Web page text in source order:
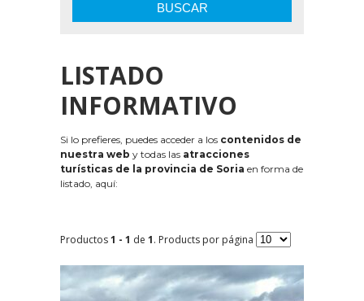
BUSCAR
LISTADO
INFORMATIVO
Si lo prefieres, puedes acceder a los contenidos de
nuestra web y todas las atracciones
turísticas de la provincia de Soria en forma de
listado, aquí:
Productos1 - 1 de 1. Products por página